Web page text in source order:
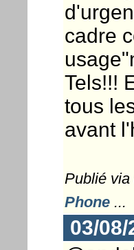
cadre
Tels!!!
tous
avant
Publié
Phone...
03/